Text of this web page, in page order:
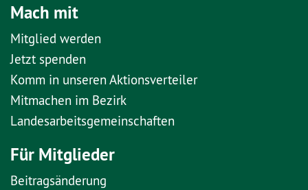
Mach mit
Mitglied werden
Jetzt spenden
Komm in unseren Aktionsverteiler
Mitmachen im Bezirk
Landesarbeitsgemeinschaften
Für Mitglieder
Beitragsänderung